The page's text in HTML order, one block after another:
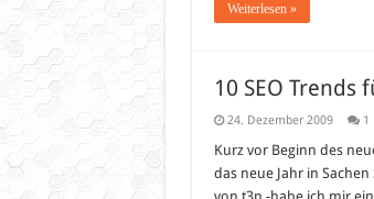
Weiterlesen »
10 SEO Trends
24. Dezember 2009 1
Kurz vor Beginn des
das neue Jahr in